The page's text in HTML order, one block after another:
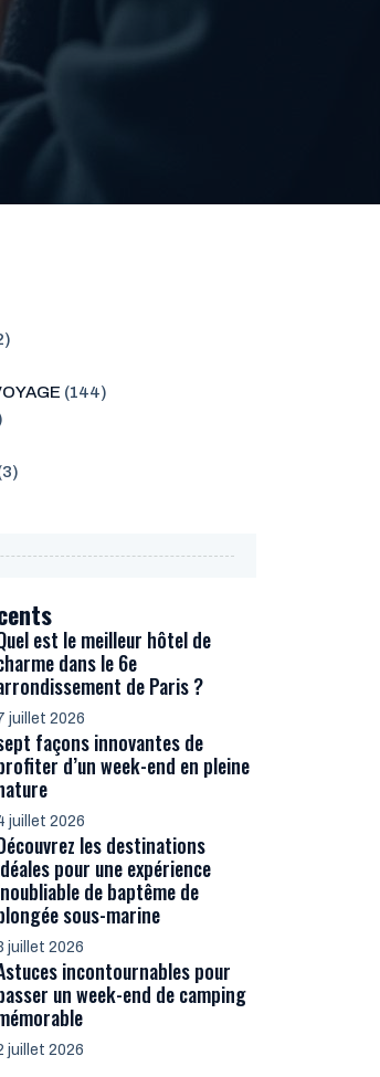
(144)
est le meilleur hôtel de
dans le 6e
de Paris ?
juillet 2026
façons innovantes de
d’un week-end en pleine
juillet 2026
les destinations
pour une expérience
de baptême de
sous-marine
juillet 2026
incontournables pour
un week-end de camping
juillet 2026